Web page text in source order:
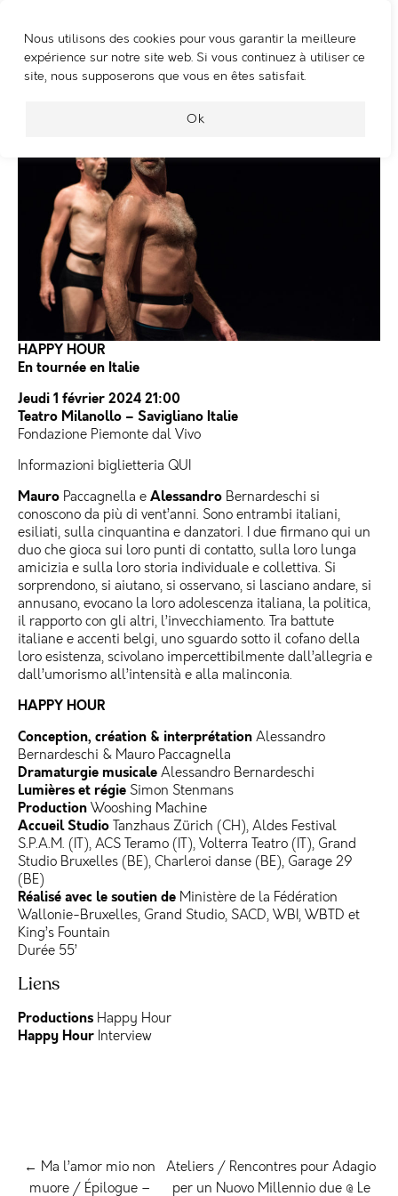
Nous utilisons des cookies pour vous garantir la meilleure
expérience sur notre site web. Si vous continuez à utiliser ce
site, nous supposerons que vous en êtes satisfait.
Ok
WOOSHING MACHINE
HAPPY HOUR
En tournée en Italie
Jeudi 1 février 2024 21:00
Teatro Milanollo – Savigliano Italie
Fondazione Piemonte dal Vivo
Informazioni biglietteria QUI
Mauro Paccagnella e Alessandro Bernardeschi si
conoscono da più di vent’anni. Sono entrambi italiani,
esiliati, sulla cinquantina e danzatori. I due firmano qui un
duo che gioca sui loro punti di contatto, sulla loro lunga
amicizia e sulla loro storia individuale e collettiva. Si
sorprendono, si aiutano, si osservano, si lasciano andare, si
annusano, evocano la loro adolescenza italiana, la politica,
il rapporto con gli altri, l’invecchiamento. Tra battute
italiane e accenti belgi, uno sguardo sotto il cofano della
loro esistenza, scivolano impercettibilmente dall’allegria e
dall’umorismo all’intensità e alla malinconia.
HAPPY HOUR
Conception, création & interprétation Alessandro
Bernardeschi & Mauro Paccagnella
Dramaturgie musicale Alessandro Bernardeschi
Lumières et régie Simon Stenmans
Production Wooshing Machine
Accueil Studio Tanzhaus Zürich (CH), Aldes Festival
S.P.A.M. (IT), ACS Teramo (IT), Volterra Teatro (IT), Grand
Studio Bruxelles (BE), Charleroi danse (BE), Garage 29
(BE)
Réalisé avec le soutien de Ministère de la Fédération
Wallonie-Bruxelles, Grand Studio, SACD, WBI, WBTD et
King’s Fountain
Durée 55’
Liens
Productions Happy Hour
Happy Hour Interview
← Ma l’amor mio non
muore / Épilogue –
Ateliers / Rencontres pour Adagio
per un Nuovo Millennio due @ Le